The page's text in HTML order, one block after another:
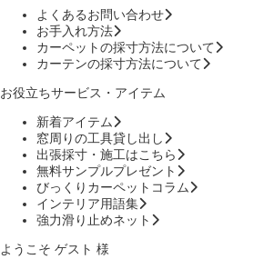
よくあるお問い合わせ
お手入れ方法
カーペットの採寸方法について
カーテンの採寸方法について
お役立ちサービス・アイテム
新着アイテム
窓周りの工具貸し出し
出張採寸・施工はこちら
無料サンプルプレゼント
びっくりカーペットコラム
インテリア用語集
強力滑り止めネット
ようこそ ゲスト 様